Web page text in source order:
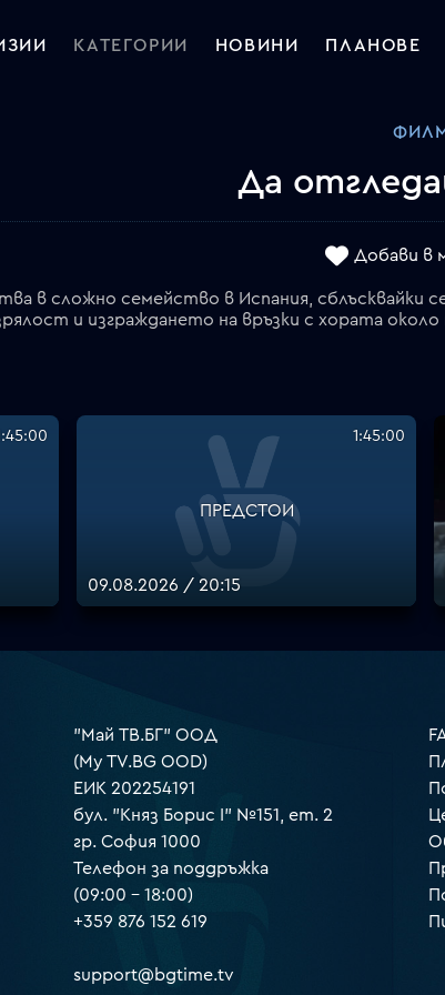
КАТЕГОРИИ НОВИНИ ПЛАНОВЕ
Да
Добави в
в сложно семейство в Испания,
и изграждането на връзки с хората
ПРЕДСТОИ
1:45:00
09.08.2026 / 20:15
"Май ТВ.БГ" ООД
(My TV.BG OOD)
ЕИК 202254191
бул. "Княз Борис I" №151, ет. 2
гр. София 1000
Телефон за поддръжка
(09:00 – 18:00)
+359 876 152 619
support@bgtime.tv